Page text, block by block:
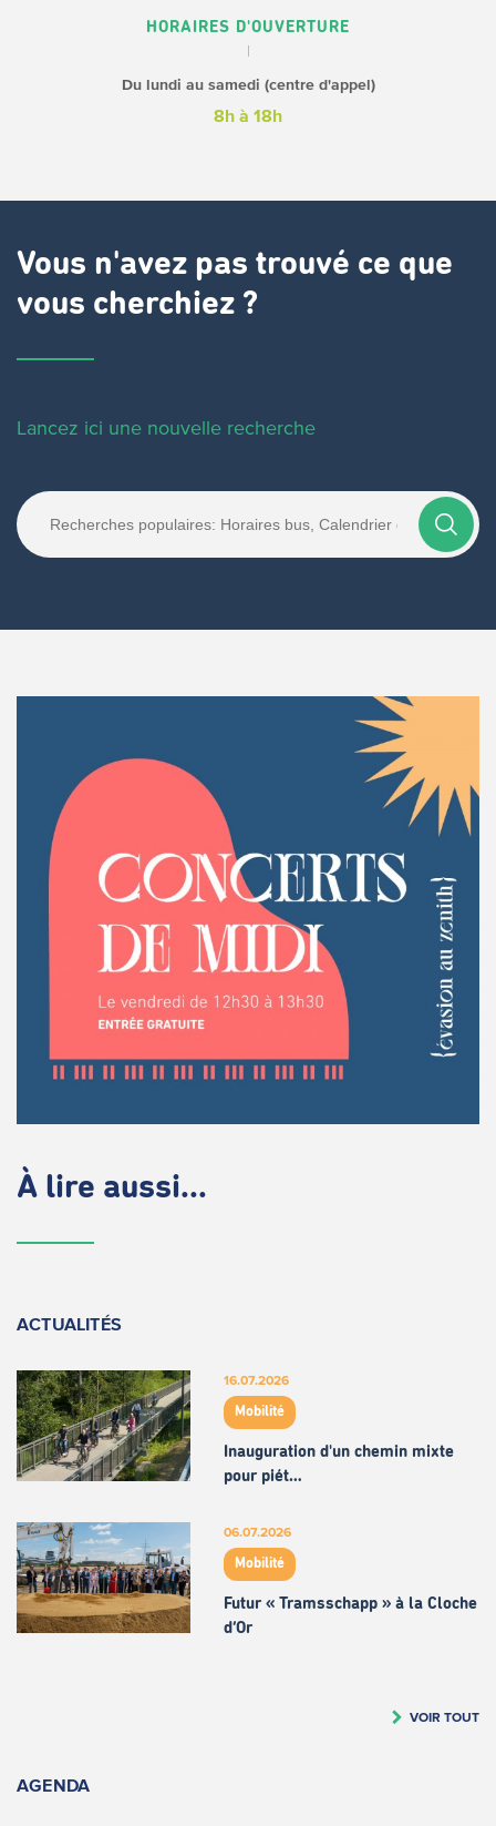
HORAIRES D'OUVERTURE
Du lundi au samedi (centre d'appel)
8h à 18h
Vous n'avez pas trouvé ce que
vous cherchiez ?
Lancez ici une nouvelle recherche
À lire aussi...
ACTUALITÉS
16.07.2026
Mobilité
Inauguration d'un chemin mixte
pour piét…
06.07.2026
Mobilité
Futur « Tramsschapp » à la Cloche
d’Or
VOIR TOUT
AGENDA